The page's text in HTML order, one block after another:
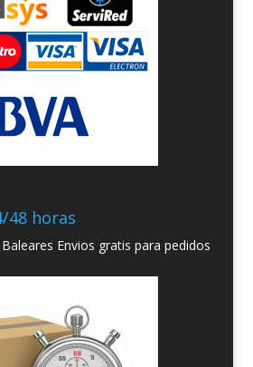
48 horas
Envios gratis para pedidos